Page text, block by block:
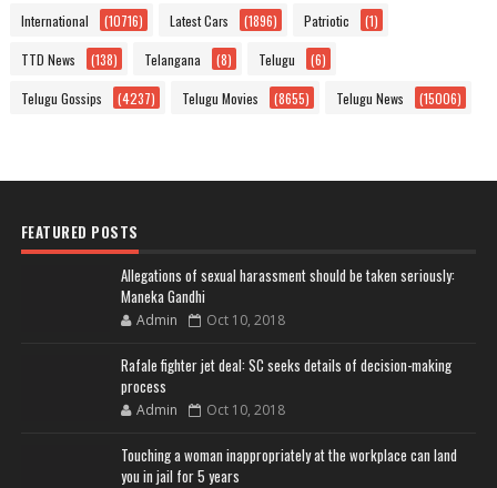
International (10716) Latest Cars (1896) Patriotic (1)
TTD News (138) Telangana (8) Telugu (6)
Telugu Gossips (4237) Telugu Movies (8655) Telugu News (15006)
FEATURED POSTS
Allegations of sexual harassment should be taken seriously:
Maneka Gandhi
Admin Oct 10, 2018
Rafale fighter jet deal: SC seeks details of decision-making
process
Admin Oct 10, 2018
Touching a woman inappropriately at the workplace can land
you in jail for 5 years